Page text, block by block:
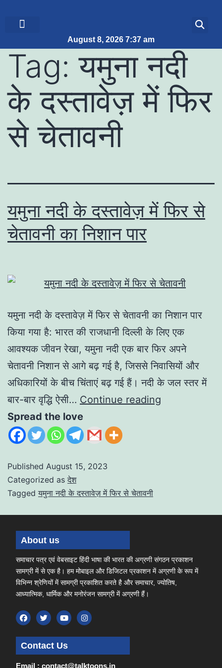
August 8, 2026 7:37 am
Tag:यमुना नदी
के दस्तावेज़ में फिर
से चेतावनी
यमुना नदी के दस्तावेज़ में फिर से
चेतावनी का निशान पार
यमुना नदी के दस्तावेज़ में फिर से चेतावनी का निशान पार
किया गया है: भारत की राजधानी दिल्ली के लिए एक
आवश्यक जीवन रेखा, यमुना नदी एक बार फिर अपने
चेतावनी निशान से आगे बढ़ गई है, जिससे निवासियों और
अधिकारियों के बीच चिंताएं बढ़ गई हैं। नदी के जल स्तर में
बार-बार वृद्धि ऐसी… Continue reading
Spread the love
Published August 15, 2023
Categorized as देश
Tagged यमुना नदी के दस्तावेज़ में फिर से चेतावनी
About us
समाचार पत्र एवं वेबसाइट हिंदी भाषा की भारत की अग्रणी संगठन प्रकाशन
सामग्री में से एक है। हम मोबाइल और डिजिटल प्रकाशन में अग्रणी के रूप में
विभिन्न श्रेणियों में सामग्री प्रकाशित करते है और समाचार, ज्योतिष,
आध्यात्मिक, धार्मिक और मनोरंजन सामग्री में अग्रणी हैं।
Contact Us
Email : contact@talktoons.in